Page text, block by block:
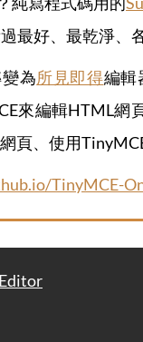
最好、最乾淨
為所見即得編輯
來編輯HTML
頁、使用
TinyMCE-